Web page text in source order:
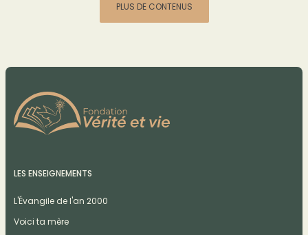
PLUS DE CONTENUS
LES ENSEIGNEMENTS
L'Évangile de l'an 2000
Voici ta mère